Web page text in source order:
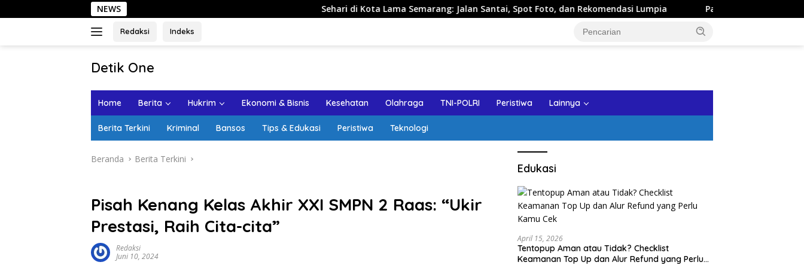
ke
NEWS Sehari di Kota Lama Semarang: Jalan Santai, Spot Foto, dan Rekomendasi Lumpia Panduan Wisata Keluarga ke Kota Batu:
Redaksi Indeks
Detik One
Ungkap
Home Berita Hukrim Ekonomi & Bisnis Kesehatan Olahraga TNI-POLRI Peristiwa Lainnya
Berita Terkini Kriminal Bansos Tips & Edukasi Peristiwa Teknologi
Beranda Berita Terkini
Pisah Kenang Kelas Akhir XXI SMPN 2 Raas: “Ukir
Prestasi, Raih Cita-cita”
Redaksi
Juni 10, 2024
Edukasi
April 15, 2026
Tentopup Aman atau Tidak? Checklist
Keamanan Top Up dan Alur Refund yang Perlu